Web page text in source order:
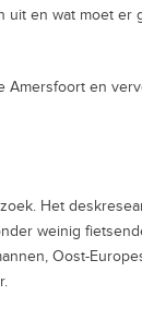
uit en wat moet er
Amersfoort en
Het
weinig
Oost-